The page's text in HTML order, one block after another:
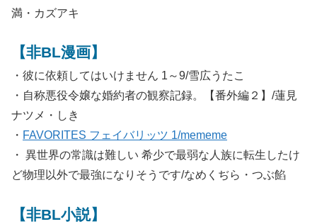
満・カズアキ
【非BL漫画】
・彼に依頼してはいけません 1～9/雪広うたこ
・自称悪役令嬢な婚約者の観察記録。【番外編２】/蓮見
ナツメ・しき
・ FAVORITES フェイバリッツ 1/mememe
・ 異世界の常識は難しい 希少で最弱な人族に転生したけ
ど物理以外で最強になりそうです/なめくぢら・つぶ餡
【非BL小説】